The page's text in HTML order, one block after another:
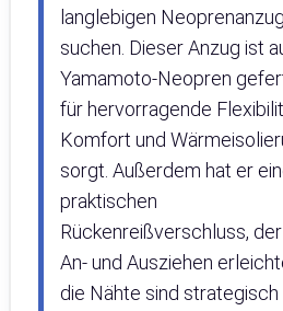
langlebigen Neoprenanzug
suchen. Dieser Anzug ist
Yamamoto-Neopren
für hervorragende
Komfort und
sorgt. Außerdem hat er
praktischen
Rückenreißverschluss,
An- und Ausziehen
die Nähte sind strategisch